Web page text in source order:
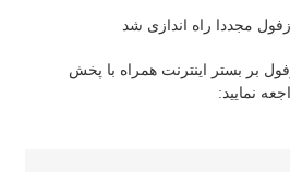
مجددا راه اندازی شد
بر بستر اینترنت همراه با پخش
نمایید: